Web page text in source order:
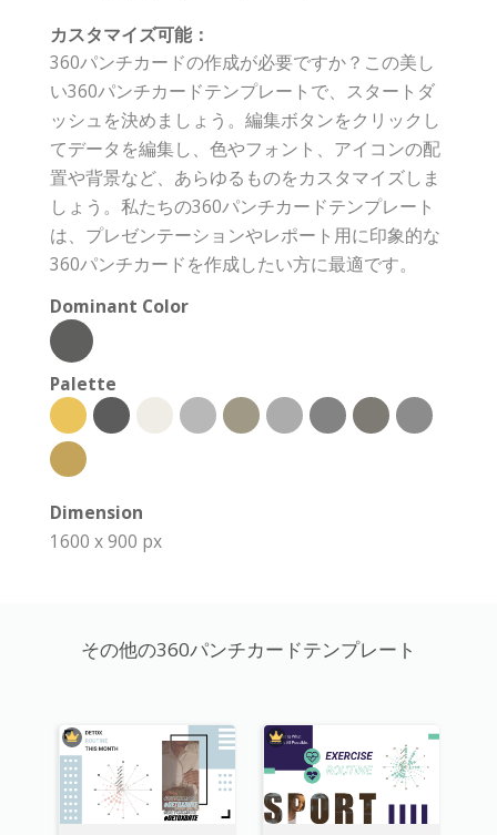
カスタマイズ可能：
360パンチカードの作成が必要ですか？この美し
い360パンチカードテンプレートで、スタートダ
ッシュを決めましょう。編集ボタンをクリックし
てデータを編集し、色やフォント、アイコンの配
置や背景など、あらゆるものをカスタマイズしま
しょう。私たちの360パンチカードテンプレート
は、プレゼンテーションやレポート用に印象的な
360パンチカードを作成したい方に最適です。
Dominant Color
Palette
Dimension
1600 x 900 px
その他の360パンチカードテンプレート